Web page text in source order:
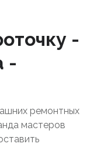
-
-
ремонтных
мастеров